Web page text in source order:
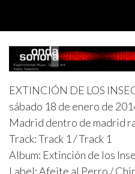
EXTINCIÓN DE LOS
sábado 18 de enero de
Madrid dentro de madrid
Track: Track 1 / Track 1
Album: Extinción de los
Label: Afeite al Perro /